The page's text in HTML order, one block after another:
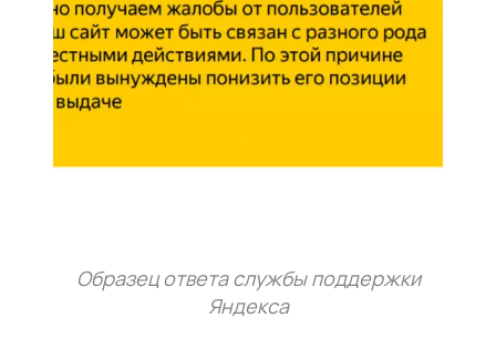
Образец ответа службы поддержки
Яндекса